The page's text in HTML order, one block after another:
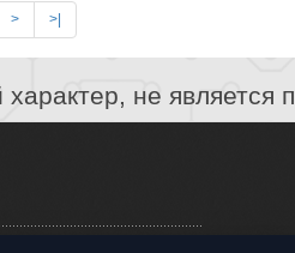
> >|
не является